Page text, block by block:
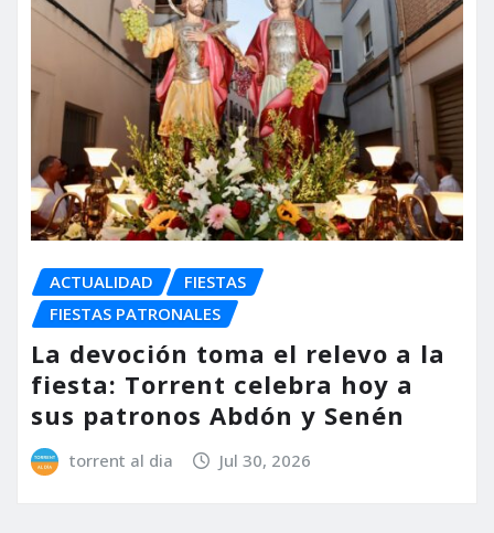
ACTUALIDAD
FIESTAS
FIESTAS PATRONALES
La devoción toma el relevo a la
fiesta: Torrent celebra hoy a
sus patronos Abdón y Senén
torrent al dia Jul 30, 2026